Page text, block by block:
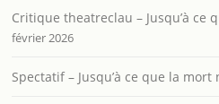
Critique theatreclau – Jusqu’à ce
février 2026
Spectatif – Jusqu’à ce que la mort